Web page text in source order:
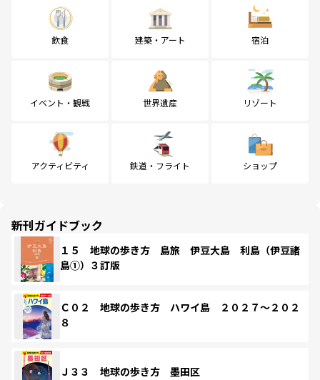
飲食 建築・アート 宿泊
イベント・観戦 世界遺産 リゾート
アクティビティ 鉄道・フライト ショップ
新刊ガイドブック
１５ 地球の歩き方 島旅 伊豆大島 利島（伊豆諸
島①）３訂版
Ｃ０２ 地球の歩き方 ハワイ島 ２０２７～２０２
８
Ｊ３３ 地球の歩き方 墨田区